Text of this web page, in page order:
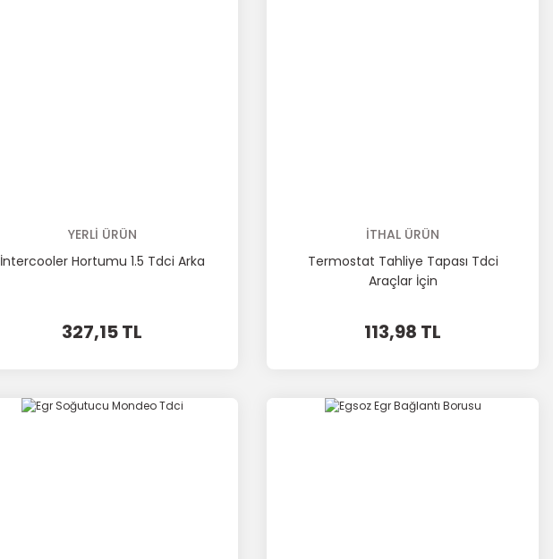
YERLİ ÜRÜN
İntercooler Hortumu 1.5 Tdci Arka
327,15 TL
İTHAL ÜRÜN
Termostat Tahliye Tapası Tdci
Araçlar İçin
113,98 TL